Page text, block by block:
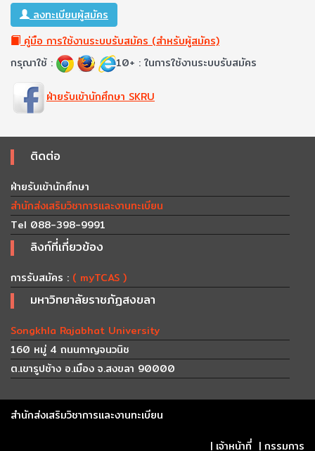
ลงทะเบียนผู้สมัคร
คู่มือ การใช้งานระบบรับสมัคร (สำหรับผู้สมัคร)
กรุณาใช้ :
10+ : ในการใช้งานระบบรับสมัคร
ฝ่ายรับเข้านักศึกษา SKRU
ติดต่อ
ฝ่ายรับเข้านักศึกษา
สำนักส่งเสริมวิชาการและงานทะเบียน
Tel 088-398-9991
ลิงก์ที่เกี่ยวข้อง
การรับสมัคร : ( myTCAS )
มหาวิทยาลัยราชภัฏสงขลา
Songkhla Rajabhat University
160 หมู่ 4 ถนนกาญจนวนิช
ต.เขารูปช้าง อ.เมือง จ.สงขลา 90000
สำนักส่งเสริมวิชาการและงานทะเบียน
| เจ้าหน้าที่ | กรรมการ